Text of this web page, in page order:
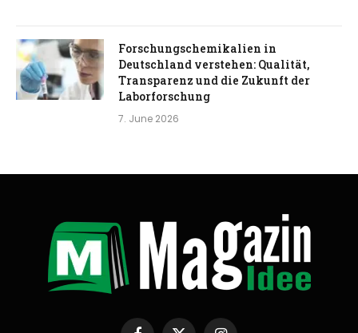
Forschungschemikalien in
Deutschland verstehen: Qualität,
Transparenz und die Zukunft der
Laborforschung
7. June 2026